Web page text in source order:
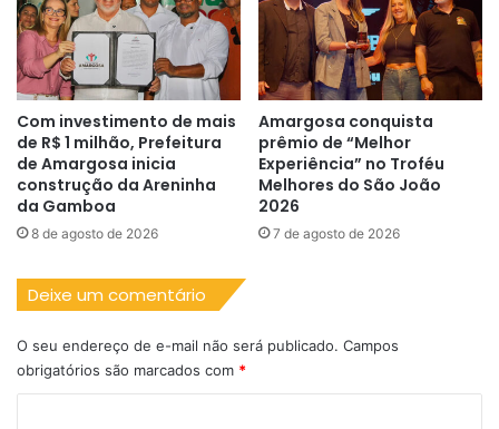
Com investimento de mais
de R$ 1 milhão, Prefeitura
de Amargosa inicia
construção da Areninha
da Gamboa
8 de agosto de 2026
Amargosa conquista
prêmio de “Melhor
Experiência” no Troféu
Melhores do São João
2026
7 de agosto de 2026
Deixe um comentário
O seu endereço de e-mail não será publicado. Campos
obrigatórios são marcados com *